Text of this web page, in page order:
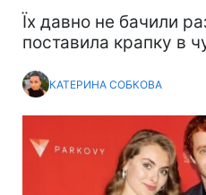
Їх давно не бачили
поставила крапку в
КАТЕРИНА СОБКОВА